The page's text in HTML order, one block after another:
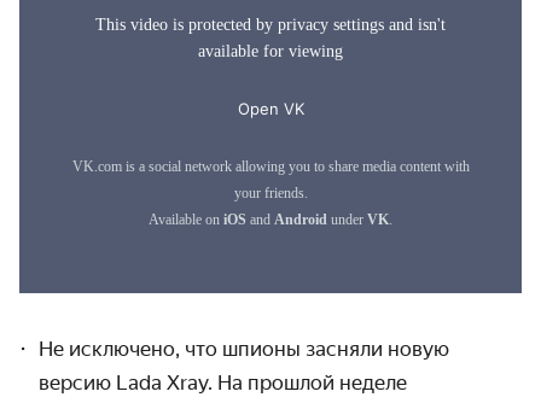
Не исключено, что шпионы засняли новую
версию Lada Xray. На прошлой неделе